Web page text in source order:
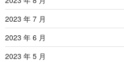
2023 年 7 月
2023 年 6 月
2023 年 5 月